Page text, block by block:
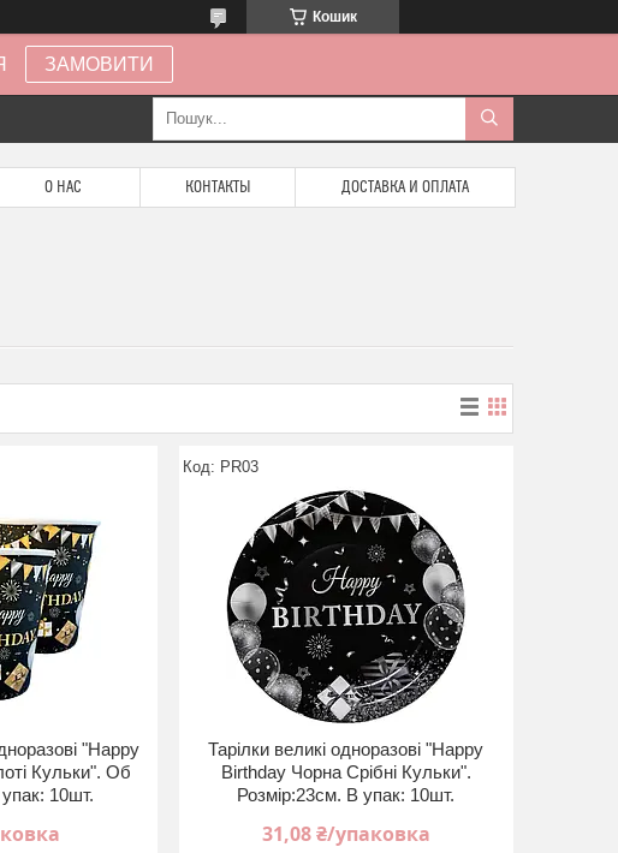
Кошик
ЗАМОВИТИ
О НАС КОНТАКТЫ ДОСТАВКА И ОПЛАТА
"Happy
Кульки". Об
10шт.
PR03
Тарілки великі одноразові "Happy
Birthday Чорна Срiбнi Кульки".
Розмір:23см. В упак: 10шт.
31,08 ₴/упаковка